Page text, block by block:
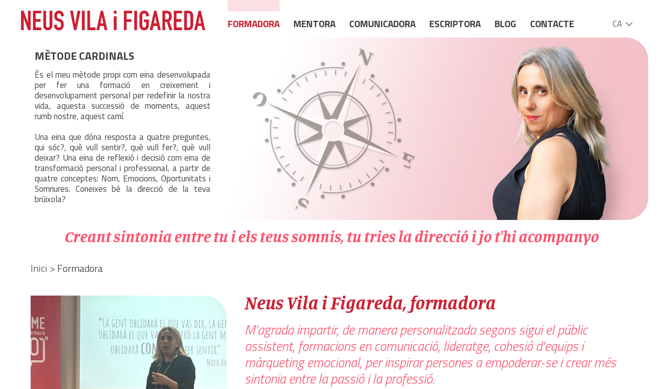
FORMADORA MENTORA COMUNICADORA ESCRIPTORA BLOG CONTACTE CA
MÈTODE CARDINALS
És el meu mètode propi com eina desenvolupada
per fer una formació en creixement i
desenvolupament personal per redefinir la nostra
vida, aquesta successió de moments, aquest
rumb nostre, aquest camí.
Una eina que dóna resposta a quatre preguntes,
qui sóc?, què vull sentir?, què vull fer?, què vull
deixar? Una eina de reflexió i decisió com eina de
transformació personal i professional, a partir de
quatre conceptes: Nom, Emocions, Oportunitats i
Somriures. Coneixes bé la direcció de la teva
brúixola?
Creant sintonia entre tu i els teus somnis, tu tries la direcció i jo t'hi acompanyo
Inici >Formadora
Neus Vila i Figareda, formadora
M'agrada impartir, de manera personalitzada segons sigui el públic
assistent, formacions en comunicació, lideratge, cohesió d'equips i
màrqueting emocional, per inspirar persones a empoderar-se i crear més
sintonia entre la passió i la professió.